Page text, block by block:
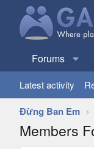
Forums
Latest activity
Đừng Ban Em
Members